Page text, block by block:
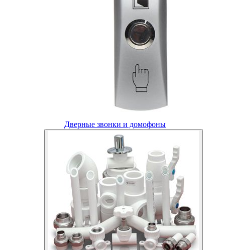
Дверные звонки и домофоны